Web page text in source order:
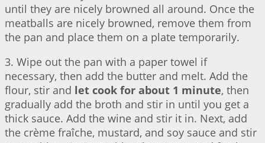
until they are nicely browned all around. Once the
meatballs are nicely browned, remove them from
the pan and place them on a plate temporarily.
3. Wipe out the pan with a paper towel if
necessary, then add the butter and melt. Add the
flour, stir and let cook for about 1 minute, then
gradually add the broth and stir in until you get a
thick sauce. Add the wine and stir it in. Next, add
the crème fraîche, mustard, and soy sauce and stir